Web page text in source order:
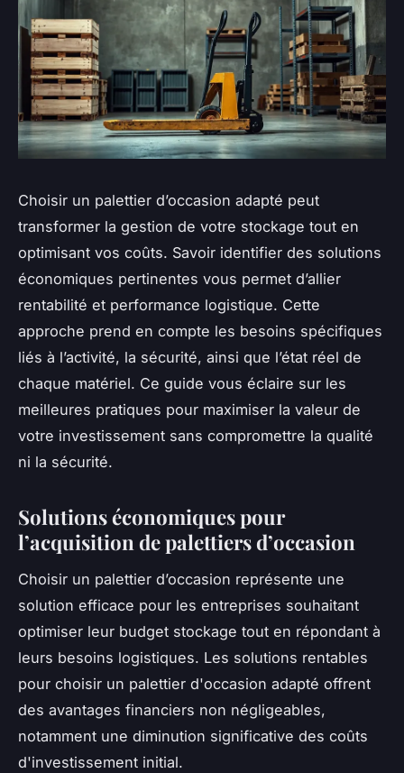
Choisir un palettier d’occasion adapté peut
transformer la gestion de votre stockage tout en
optimisant vos coûts. Savoir identifier des solutions
économiques pertinentes vous permet d’allier
rentabilité et performance logistique. Cette
approche prend en compte les besoins spécifiques
liés à l’activité, la sécurité, ainsi que l’état réel de
chaque matériel. Ce guide vous éclaire sur les
meilleures pratiques pour maximiser la valeur de
votre investissement sans compromettre la qualité
ni la sécurité.
Solutions économiques pour
l’acquisition de palettiers d’occasion
Choisir un palettier d’occasion représente une
solution efficace pour les entreprises souhaitant
optimiser leur budget stockage tout en répondant à
leurs besoins logistiques. Les solutions rentables
pour choisir un palettier d'occasion adapté offrent
des avantages financiers non négligeables,
notamment une diminution significative des coûts
d'investissement initial.